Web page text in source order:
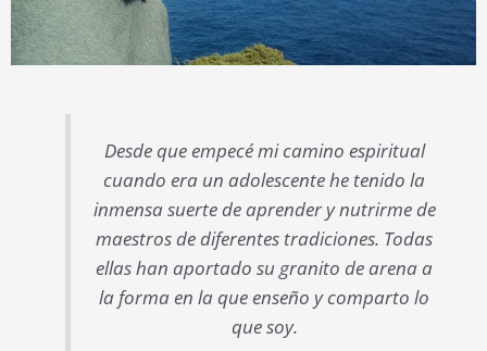
Desde que empecé mi camino espiritual
cuando era un adolescente he tenido la
inmensa suerte de aprender y nutrirme de
maestros de diferentes tradiciones. Todas
ellas han aportado su granito de arena a
la forma en la que enseño y comparto lo
que soy.